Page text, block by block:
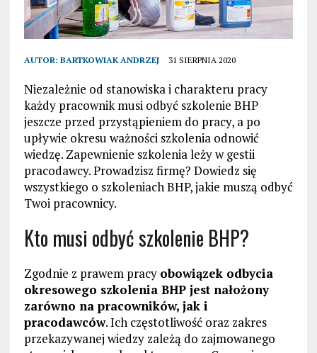
AUTOR: BARTKOWIAK ANDRZEJ 31 SIERPNIA 2020
Niezależnie od stanowiska i charakteru pracy
każdy pracownik musi odbyć szkolenie BHP
jeszcze przed przystąpieniem do pracy, a po
upływie okresu ważności szkolenia odnowić
wiedzę. Zapewnienie szkolenia leży w gestii
pracodawcy. Prowadzisz firmę? Dowiedz się
wszystkiego o szkoleniach BHP, jakie muszą odbyć
Twoi pracownicy.
Kto musi odbyć szkolenie BHP?
Zgodnie z prawem pracy obowiązek odbycia
okresowego szkolenia BHP jest nałożony
zarówno na pracowników, jak i
pracodawców. Ich częstotliwość oraz zakres
przekazywanej wiedzy zależą do zajmowanego